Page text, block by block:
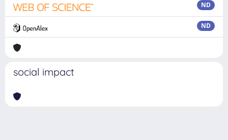
ND
ND
social impact